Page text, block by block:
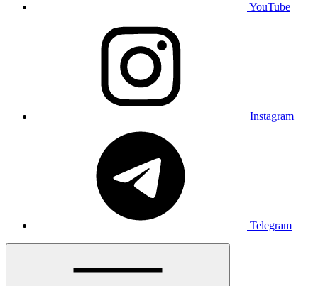
YouTube
Instagram
Telegram